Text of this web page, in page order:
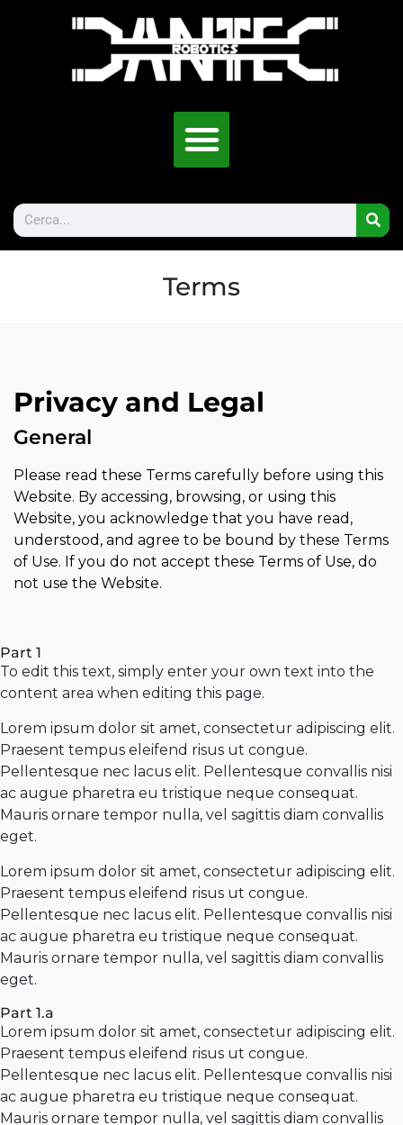
Terms
Privacy and Legal
General
Please read these Terms carefully before using this
Website. By accessing, browsing, or using this
Website, you acknowledge that you have read,
understood, and agree to be bound by these Terms
of Use. If you do not accept these Terms of Use, do
not use the Website.
Part 1
To edit this text, simply enter your own text into the
content area when editing this page.
Lorem ipsum dolor sit amet, consectetur adipiscing elit.
Praesent tempus eleifend risus ut congue.
Pellentesque nec lacus elit. Pellentesque convallis nisi
ac augue pharetra eu tristique neque consequat.
Mauris ornare tempor nulla, vel sagittis diam convallis
eget.
Lorem ipsum dolor sit amet, consectetur adipiscing elit.
Praesent tempus eleifend risus ut congue.
Pellentesque nec lacus elit. Pellentesque convallis nisi
ac augue pharetra eu tristique neque consequat.
Mauris ornare tempor nulla, vel sagittis diam convallis
eget.
Part 1.a
Lorem ipsum dolor sit amet, consectetur adipiscing elit.
Praesent tempus eleifend risus ut congue.
Pellentesque nec lacus elit. Pellentesque convallis nisi
ac augue pharetra eu tristique neque consequat.
Mauris ornare tempor nulla, vel sagittis diam convallis